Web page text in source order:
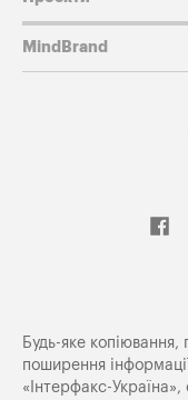
MindBrand
Будь-яке копiювання,
поширення
«Iнтерфакс-